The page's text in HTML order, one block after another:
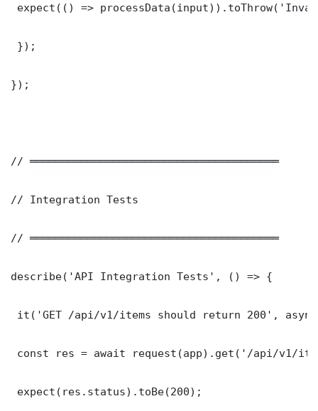
expect(() =>
});
});
// ═══════════════════════════════════════
// Integration Tests
// ═══════════════════════════════════════
describe('API Integration Tests', () => {
it('GET /api/v1/items should return 200',
const res = await request(app).get('/api/v1/
expect(res.status).toBe(200);